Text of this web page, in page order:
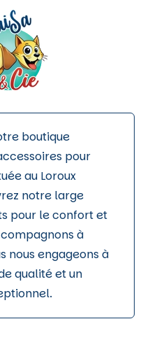
boutique
pour
au Loroux
notre large
pour le confort et
à
nous engageons à
qualité et un